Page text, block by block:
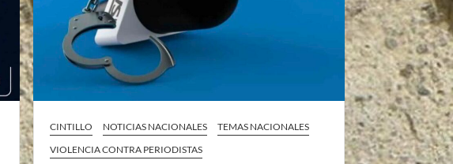
CINTILLO NOTICIAS NACIONALES
TEMAS NACIONALES
VIOLENCIA CONTRA PERIODISTAS